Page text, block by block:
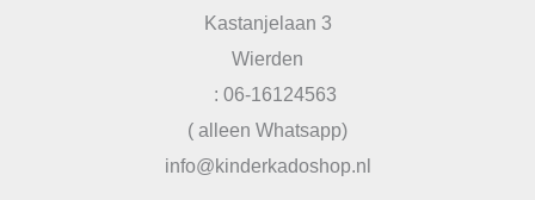
Kastanjelaan 3
Wierden
: 06-16124563
( alleen Whatsapp)
info@kinderkadoshop.nl